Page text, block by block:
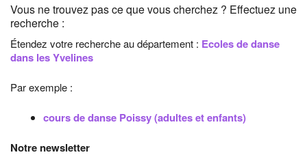
Vous ne trouvez pas ce que vous cherchez ? Effectuez une
recherche :
Étendez votre recherche au département : Ecoles de danse
dans les Yvelines
Par exemple :
cours de danse Poissy (adultes et enfants)
Notre newsletter